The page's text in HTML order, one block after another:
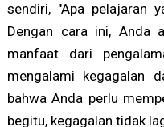
sendiri, "Apa pelajaran
Dengan cara ini, Anda
manfaat dari
mengalami kegagalan
bahwa Anda perlu
begitu, kegagalan tidak